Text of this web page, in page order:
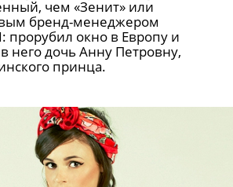
бренд-менеджером
прорубил окно в Европу и
него дочь Анну Петровну,
принца.